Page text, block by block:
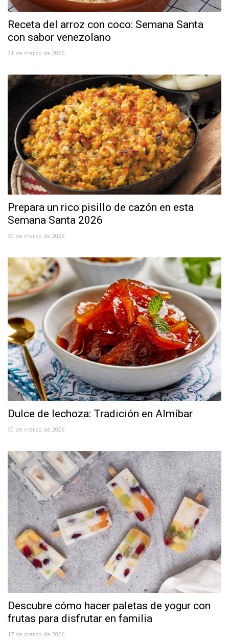
Receta del arroz con coco: Semana Santa
con sabor venezolano
31 de marzo de 2026
Prepara un rico pisillo de cazón en esta
Semana Santa 2026
30 de marzo de 2026
Dulce de lechoza: Tradición en Almíbar
30 de marzo de 2026
Descubre cómo hacer paletas de yogur con
frutas para disfrutar en familia
17 de marzo de 2026